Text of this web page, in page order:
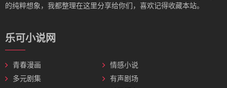
的纯粹想象，我都整理在这里分享给你们，喜欢记得收藏本站。
乐可小说网
青春漫画
情感小说
多元剧集
有声剧场